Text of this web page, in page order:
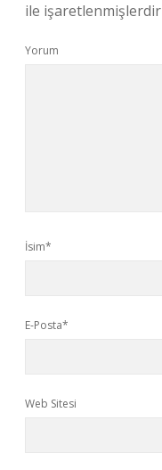
ile işaretlenmişlerdir
Yorum
İsim*
E-Posta*
Web Sitesi